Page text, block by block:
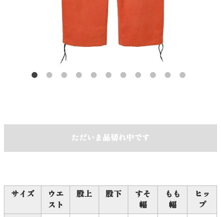
ただいま品切れ中です
サイズ
ウエ
スト
股上 股下
すそ
幅
もも
幅
ヒッ
プ